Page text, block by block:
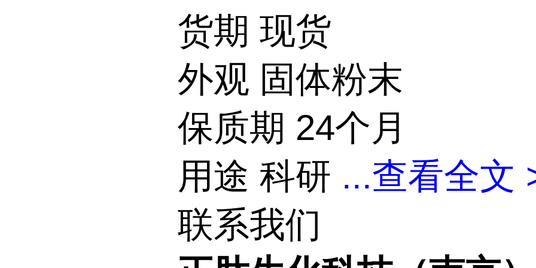
货期 现货
外观 固体粉末
保质期 24个月
用途 科研 ...查看全文
联系我们